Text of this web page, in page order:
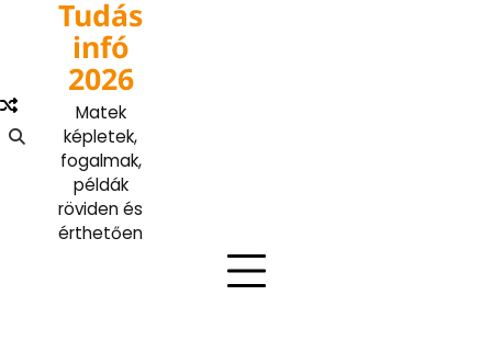
Tudás
infó
2026
Matek
képletek,
fogalmak,
példák
röviden és
érthetően